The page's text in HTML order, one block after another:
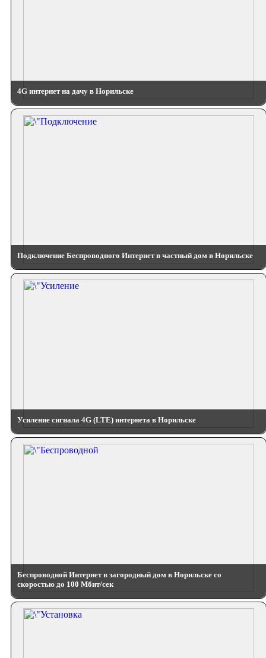
4G интернет на дачу в Норильске
Подключение Беспроводного Интернет в частный дом в Норильске
Усиление сигнала 4G (LTE) интернета в Норильске
Беспроводной Интернет в загородный дом в Норильске со
скоростью до 100 Мбит/сек